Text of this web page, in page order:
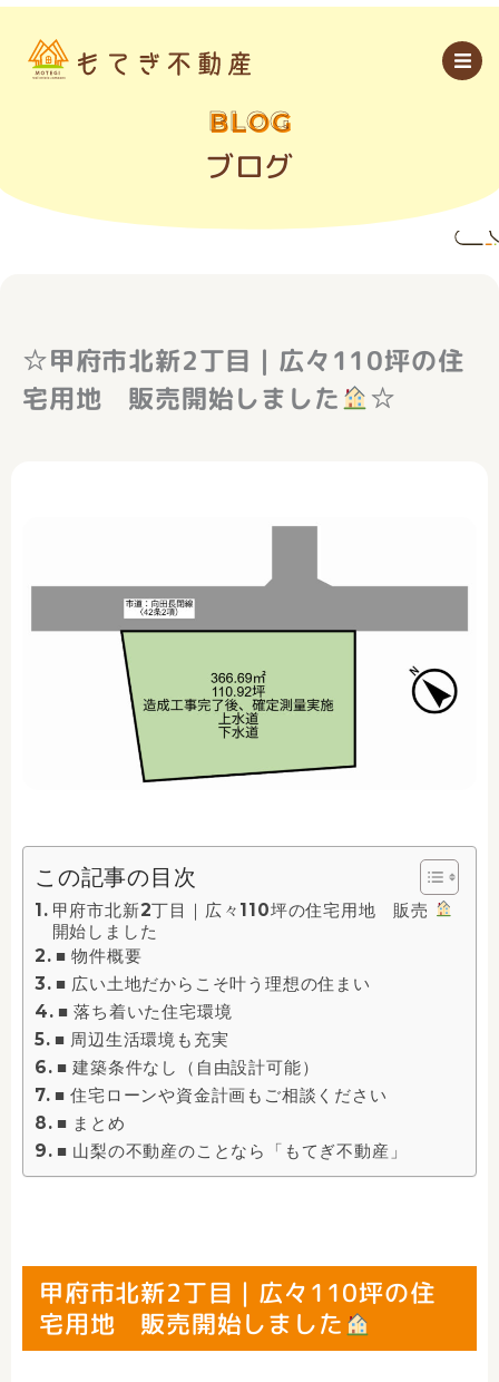
内
BLOG
ブログ
☆甲府市北新2丁目｜広々110坪の住
宅用地 販売開始しました
☆
この記事の目次
甲府市北新2丁目｜広々110坪の住宅用地 販売
開始しました
■ 物件概要
■ 広い土地だからこそ叶う理想の住まい
■ 落ち着いた住宅環境
■ 周辺生活環境も充実
■ 建築条件なし（自由設計可能）
■ 住宅ローンや資金計画もご相談ください
■ まとめ
■ 山梨の不動産のことなら「もてぎ不動産」
甲府市北新2丁目｜広々110坪の住
宅用地 販売開始しました